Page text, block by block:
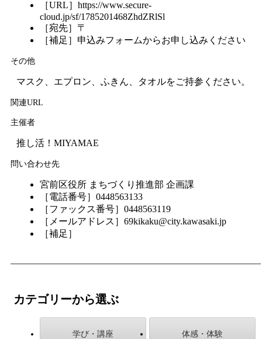
［URL］https://www.secure-
cloud.jp/sf/1785201468ZhdZRlSl
［宛先］〒
［補足］申込みフォームからお申し込みください
その他
マスク、エプロン、ふきん、タオルをご持参ください。
関連URL
主催者
推し活！MIYAMAE
問い合わせ先
宮前区役所 まちづくり推進部 企画課
［電話番号］0448563133
［ファックス番号］0448563119
［メールアドレス］69kikaku@city.kawasaki.jp
［補足］
カテゴリーから選ぶ
学び・講座 体感・体験